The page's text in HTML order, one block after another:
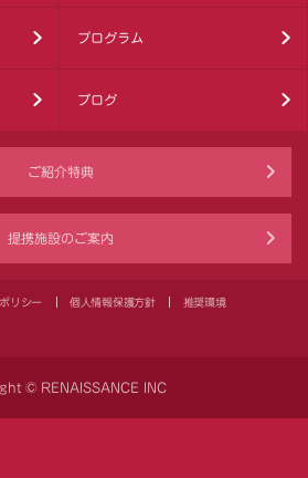
プログラム
ブログ
ご紹介特典
提携施設のご案内
リシー 個人情報保護方針 推奨環境
© RENAISSANCE INC